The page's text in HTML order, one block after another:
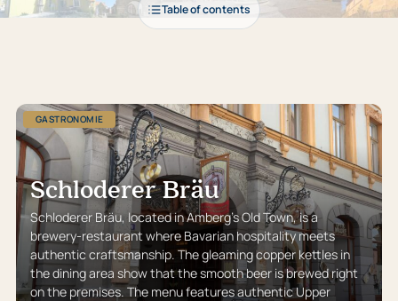
Table of contents
GASTRONOMIE
Schloderer Bräu
Schloderer Bräu, located in Amberg’s Old Town, is a
brewery-restaurant where Bavarian hospitality meets
authentic craftsmanship. The gleaming copper kettles in
the dining area show that the smooth beer is brewed right
on the premises. The menu features authentic Upper